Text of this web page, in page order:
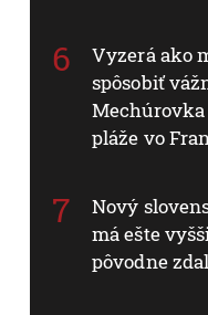
Vyzerá ako
spôsobiť
pláže vo
Nový
má ešte
pôvodne